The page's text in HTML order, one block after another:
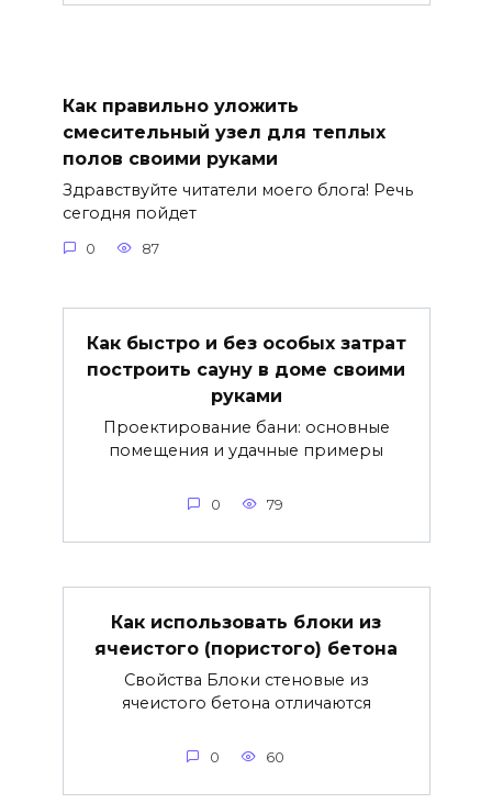
Как правильно уложить
смесительный узел для теплых
полов своими руками
Здравствуйте читатели моего блога! Речь
сегодня пойдет
0 87
Как быстро и без особых затрат
построить сауну в доме своими
руками
Проектирование бани: основные
помещения и удачные примеры
0 79
Как использовать блоки из
ячеистого (пористого) бетона
Свойства Блоки стеновые из
ячеистого бетона отличаются
0 60